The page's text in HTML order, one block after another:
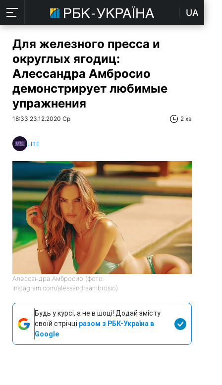
UA
Для железного пресса и
округлых ягодиц:
Алессандра Амбросио
демонстрирует любимые
упражнения
18:33 23.12.2020 Ср 2 хв
LITE
Алессандра Амбросио (фото:
instagram.com/alessandraambrosio)
Будь у курсі, а не в шоці! Додай змісту
своїй стрічці разом з РБК-Україна в
Google